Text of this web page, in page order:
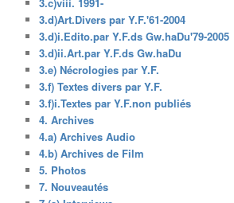
3.d)Art.Divers par Y.F.'61-2004
3.d)i.Edito.par Y.F.ds Gw.haDu'79-2005
3.d)ii.Art.par Y.F.ds Gw.haDu
3.e) Nécrologies par Y.F.
3.f) Textes divers par Y.F.
3.f)i.Textes par Y.F.non publiés
4. Archives
4.a) Archives Audio
4.b) Archives de Film
5. Photos
7. Nouveautés